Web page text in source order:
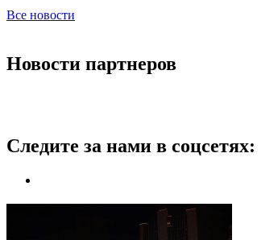
Все новости
Новости партнеров
Следите за нами в соцсетях: